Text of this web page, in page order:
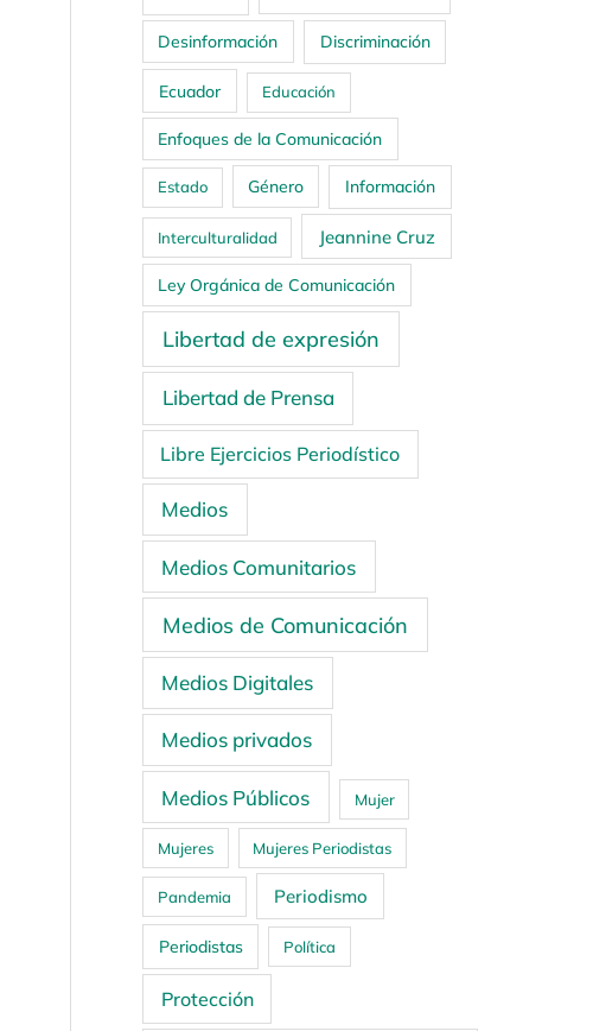
Desinformación Discriminación
Ecuador Educación
Enfoques de la Comunicación
Estado Género Información
Interculturalidad Jeannine Cruz
Ley Orgánica de Comunicación
Libertad de expresión
Libertad de Prensa
Libre Ejercicios Periodístico
Medios
Medios Comunitarios
Medios de Comunicación
Medios Digitales
Medios privados
Medios Públicos Mujer
Mujeres Mujeres Periodistas
Pandemia Periodismo
Periodistas Política
Protección